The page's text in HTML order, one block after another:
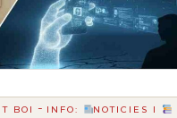
BOI - INFO:
NOTICIES I